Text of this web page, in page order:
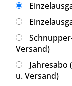
Versand)
Jahresabo
u. Versand)